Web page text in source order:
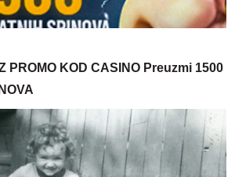
PROMO KOD CASINO Preuzmi 1500